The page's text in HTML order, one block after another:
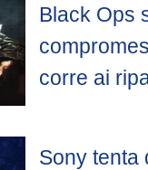
Black Ops
corre ai
Sony tenta